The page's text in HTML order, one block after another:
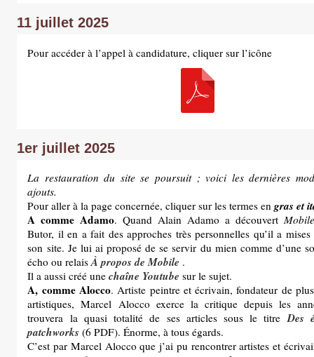
11 juillet 2025
Pour accéder à l’appel à candidature, cliquer sur l’icône
1er juillet 2025
La restauration du site se poursuit ; voici les dernières
ajouts.
Pour aller à la page concernée, cliquer sur les termes engras et
A comme Adamo. Quand Alain Adamo a découvert
Butor, il en a fait des approches très personnelles qu’il a
son site. Je lui ai proposé de se servir du mien comme d’une
écho ou relaisÀ propos de Mobile .
Il a aussi créé unechaîne Youtube sur le sujet.
A, comme Alocco. Artiste peintre et écrivain, fondateur de
artistiques, Marcel Alocco exerce la critique depuis les
trouvera la quasi totalité de ses articles sous le titre Des
patchworks (6 PDF). Énorme, à tous égards.
C’est par Marcel Alocco que j’ai pu rencontrer artistes et